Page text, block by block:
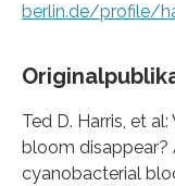
berlin.de/profile/
Ted D. Harris, et
bloom
cyanobacterial